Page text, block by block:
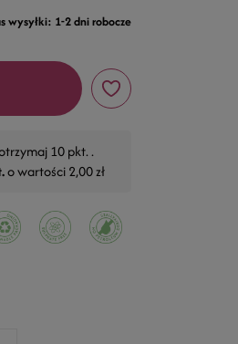
wysyłki: 1-2 dni robocze
10pkt. .
o wartości2,00 zł